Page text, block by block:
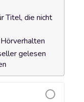
Titel, die nicht
gelesen